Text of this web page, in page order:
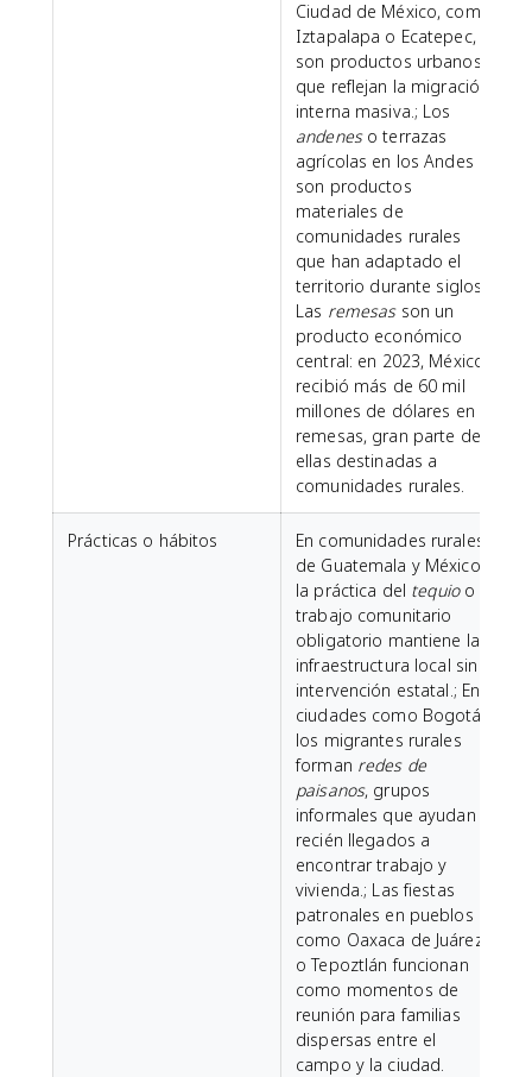
Ciudad de México, como
Iztapalapa o Ecatepec,
son productos urbanos
que reflejan la migración
interna masiva.; Los
andeneso terrazas
agrícolas en los Andes
son productos
materiales de
comunidades rurales
que han adaptado el
territorio durante siglos.;
Las remesasson un
producto económico
central: en 2023, México
recibió más de 60 mil
millones de dólares en
remesas, gran parte de
ellas destinadas a
comunidades rurales.
Prácticas o hábitos
En comunidades rurales
de Guatemala y México,
la práctica del tequioo
trabajo comunitario
obligatorio mantiene la
infraestructura local sin
intervención estatal.; En
ciudades como Bogotá,
los migrantes rurales
forman redes de
paisanos, grupos
informales que ayudan a
recién llegados a
encontrar trabajo y
vivienda.; Las fiestas
patronales en pueblos
como Oaxaca de Juárez
o Tepoztlán funcionan
como momentos de
reunión para familias
dispersas entre el
campo y la ciudad.